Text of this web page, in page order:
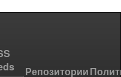
Репозитории